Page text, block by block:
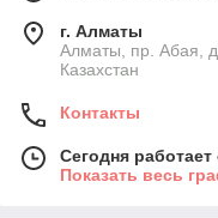
г. Алматы
Алматы, пр. Абая,
Казахстан
Контакты
Сегодня
Показать весь